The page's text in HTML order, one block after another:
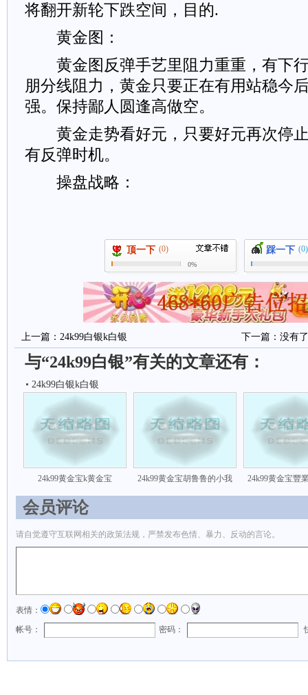
将翻开新轮下跌空间，目的.
黄金图：
黄金图反弹手艺里阻力重重，有下行
朋分线阻力，黄金只要正在有用站稳今
强。保持鄙人圆逢高做空。
黄金走势看好元，只要好元再次停止
有反弹时机。
操盘战略：
顶一下 (0)
0%
踩一下 (0)
上一篇： 24k99白银k白银 下一篇：没有了
与“24k99白银”有关的文章还有：
24k99白银k白银
24k99黄金宝k黄金宝 24k99黄金宝胡鲁鲁的小我 24k99黄金宝豐
会员评论
请自觉遵守互联网相关的政策法规，严禁发布色情、暴力、反动的言论。
表情：
帐号：
密码：